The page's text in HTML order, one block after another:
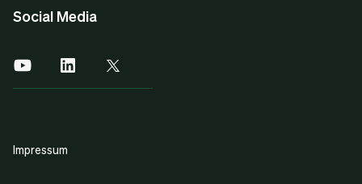
Social Media
Impressum